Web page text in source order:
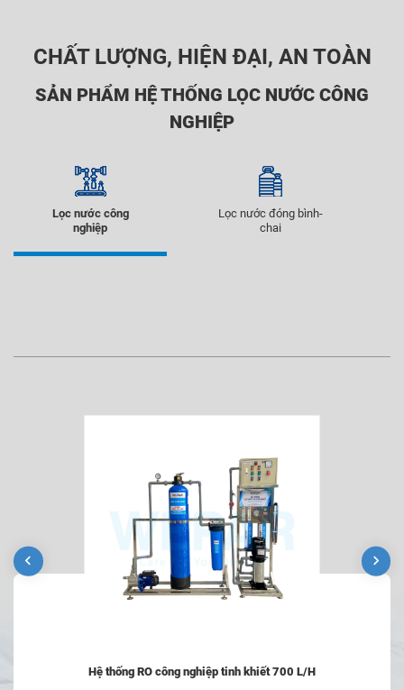
CHẤT LƯỢNG, HIỆN ĐẠI, AN TOÀN
SẢN PHẨM HỆ THỐNG LỌC NƯỚC CÔNG
NGHIỆP
Lọc nước công
nghiệp
Lọc nước đóng bình-
chai
Hệ thống RO công nghiệp tinh khiết 700 L/H